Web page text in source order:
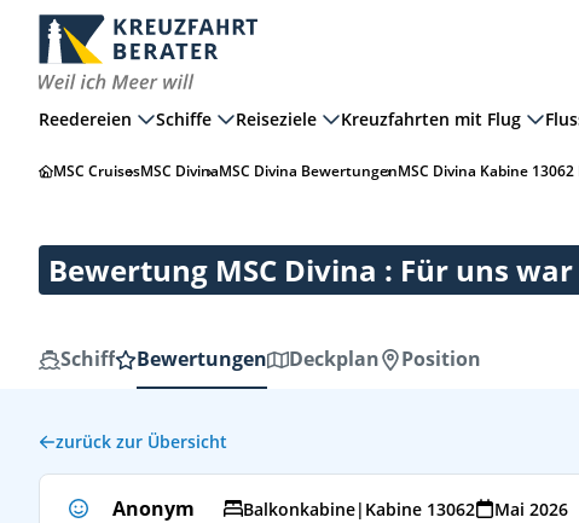
Reedereien Schiffe Reiseziele Kreuzfahrten mit Flug
MSC CruisesMSC DivinaMSC Divina BewertungenMSC Divina Kabine
Bewertung MSC Divina : Für uns
Schiff Bewertungen Deckplan Position
zurück zur Übersicht
Anonym Balkonkabine| Kabine 13062 Mai 2026